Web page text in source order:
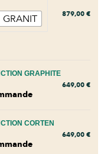
GRANIT 879,00 €
GRAPHITE
649,00 €
CORTEN
649,00 €